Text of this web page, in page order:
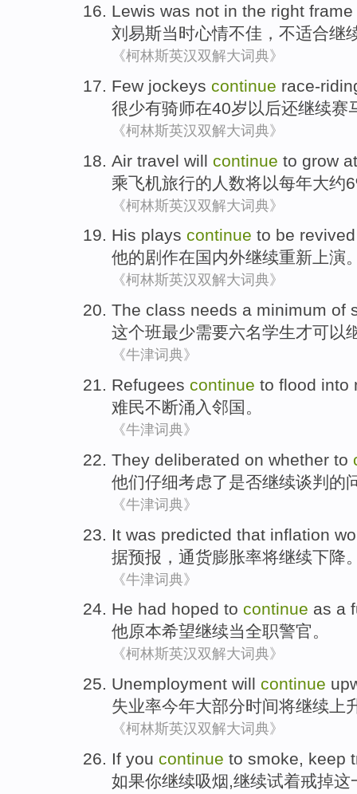
Lewis was not in the right frame
刘易斯当时心情不佳， 不适合继
《柯林斯英汉双解大词典》
Few jockeys continue race-
很少有骑师在40岁 以后还继续赛
《柯林斯英汉双解大词典》
Air travel will continue to grow at
乘飞机旅行的人数将以每年大约
《柯林斯英汉双解大词典》
His plays continue to be revived
他的剧作在国内外继续重新 上演
《柯林斯英汉双解大词典》
The class needs a minimum of
这个班最少需要六名学生才可以
《牛津词典》
Refugees continue to flood into
难民不断涌入邻国 。
《牛津词典》
They deliberated on whether to
他们仔细考虑了是否继续谈判的
《牛津词典》
It was predicted that inflation
据预报， 通货膨胀率将继续下降
《牛津词典》
He had hoped to continue as a
他原本希望继续当全职警官。
《柯林斯英汉双解大词典》
Unemployment will continue
失业率今年大部分时间将继续 上
《柯林斯英汉双解大词典》
If you continue to smoke, keep
如果你继续吸烟,继续试着戒掉这